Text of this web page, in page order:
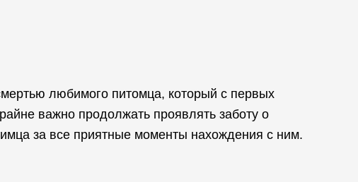
любимого питомца, который с первых
важно продолжать проявлять заботу о
за все приятные моменты нахождения с ним.